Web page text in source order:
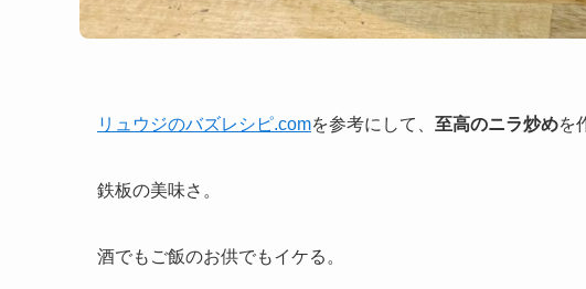
リュウジのバズレシピ.comを参考にして、 至高のニラ炒めを
鉄板の美味さ。
酒でもご飯のお供でもイケる。